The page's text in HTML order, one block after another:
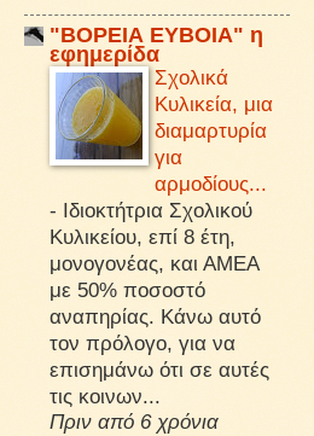
"ΒΟΡΕΙΑ ΕΥΒΟΙΑ" η
εφημερίδα
Σχολικά
Κυλικεία, μια
διαμαρτυρία
για
αρμοδίους...
- Ιδιοκτήτρια Σχολικού
Κυλικείου, επί 8 έτη,
μονογονέας, και ΑΜΕΑ
με 50% ποσοστό
αναπηρίας. Κάνω αυτό
τον πρόλογο, για να
επισημάνω ότι σε αυτές
τις κοινων...
Πριν από 6 χρόνια